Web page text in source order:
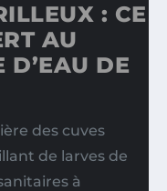
: CE
AU
D’EAU DE
des cuves
de larves de
à